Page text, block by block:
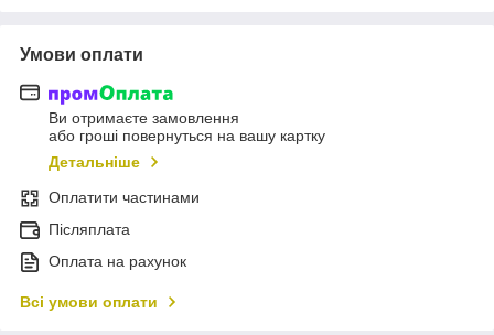
Умови оплати
Ви отримаєте замовлення
або гроші повернуться на вашу картку
Детальніше
Оплатити частинами
Післяплата
Оплата на рахунок
Всі умови оплати